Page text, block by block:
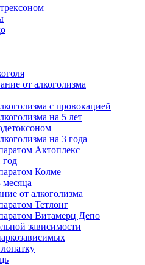
от алкоголизма
с провокацией
на 5 лет
на 3 года
Актоплекс
год
Колме
от алкоголизма
Тетлонг
Витамерц Депо
зависимости